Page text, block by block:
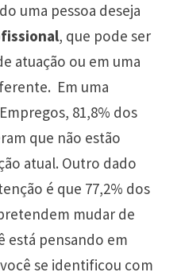
uma pessoa deseja
, que pode ser
atuação ou em uma
Em uma
81,8% dos
que não estão
atual. Outro dado
é que 77,2% dos
mudar de
está pensando em
se identificou com